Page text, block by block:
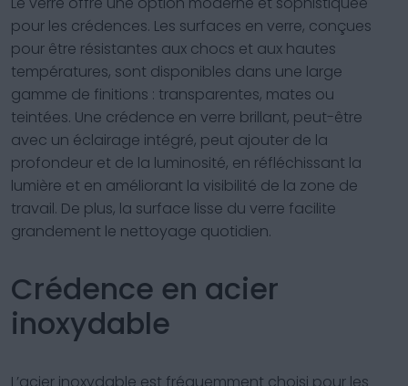
pour les crédences. Les surfaces en verre, conçues
pour être résistantes aux chocs et aux hautes
températures, sont disponibles dans une large
gamme de finitions : transparentes, mates ou
teintées. Une crédence en verre brillant, peut-être
avec un éclairage intégré, peut ajouter de la
profondeur et de la luminosité, en réfléchissant la
lumière et en améliorant la visibilité de la zone de
travail. De plus, la surface lisse du verre facilite
grandement le nettoyage quotidien.
Crédence en acier
inoxydable